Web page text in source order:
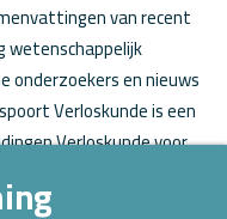
van recent
wetenschappelijk
onderzoekers en nieuws
Verloskunde is een
Verloskunde voor